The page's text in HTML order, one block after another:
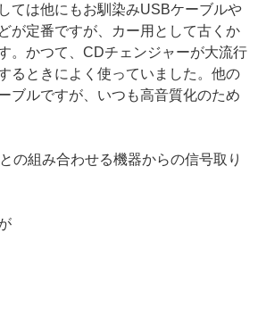
ては他にもお馴染みUSBケーブルや
が定番ですが、カー用として古くか
。かつて、CDチェンジャーが大流行
るときによく使っていました。他の
ブルですが、いつも高音質化のため
の組み合わせる機器からの信号取り